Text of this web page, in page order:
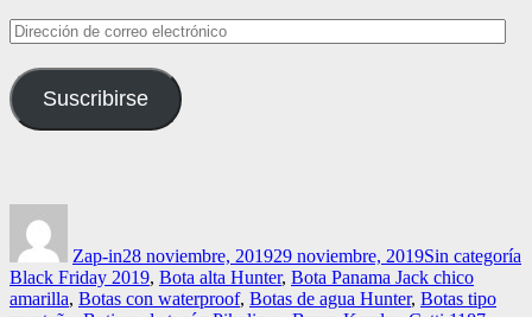
Dirección
correo
electrónico
Suscribirse
Zap-in28 noviembre, 201929 noviembre, 2019Sin categoría
Black Friday 2019, Bota alta Hunter, Bota Panama Jack chico
amarilla, Botas con waterproof, Botas de agua Hunter, Botas tipo